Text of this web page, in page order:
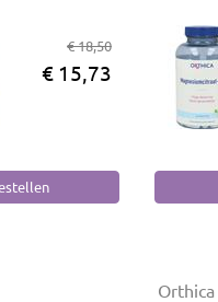
€ 18,50
€ 15,73
Orthica